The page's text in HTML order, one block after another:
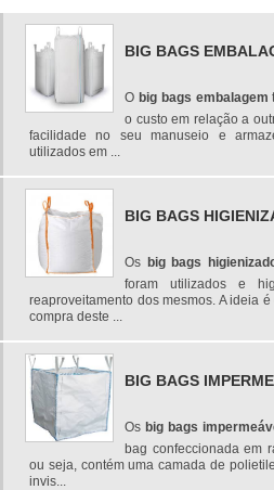
BIG BAGS
O big bags embalagem
o custo em relação a
facilidade no seu manuseio e
utilizados em ...
BIG BAGS
Os big bags
foram utilizados e
reaproveitamento dos mesmos. A ideia
compra deste ...
BIG BAGS
Os big bags
bag confeccionada em
ou seja, contém uma camada de
invis...